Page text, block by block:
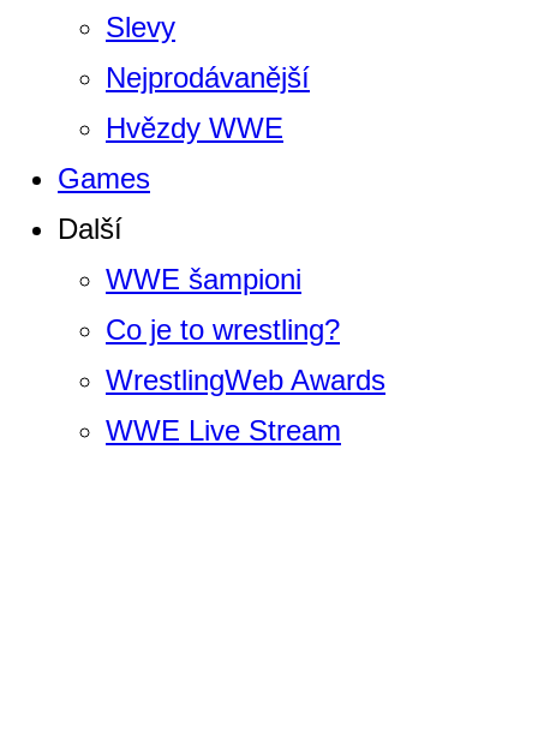
Slevy
Nejprodávanější
Hvězdy WWE
Games
Další
WWE šampioni
Co je to wrestling?
WrestlingWeb Awards
WWE Live Stream